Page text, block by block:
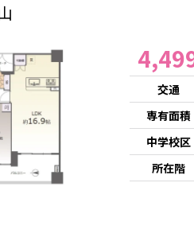
交通
専有面積
中学校区
所在階